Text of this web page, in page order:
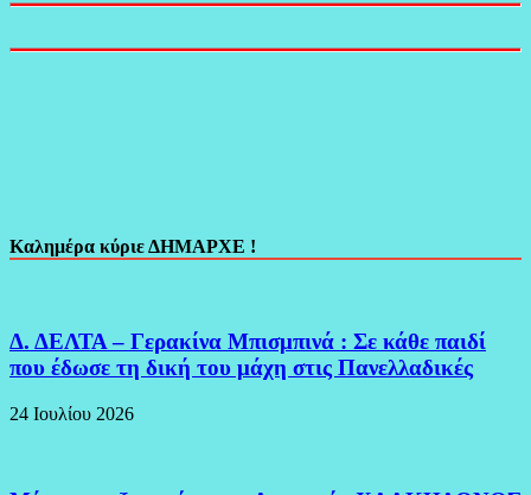
Καλημέρα κύριε ΔΗΜΑΡΧΕ !
Δ. ΔΕΛΤΑ – Γερακίνα Μπισμπινά : Σε κάθε παιδί
που έδωσε τη δική του μάχη στις Πανελλαδικές
24 Ιουλίου 2026